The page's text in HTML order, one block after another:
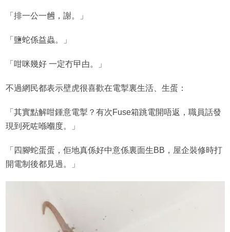
「排一公一乸，謝。」
「鹽蛇係益蟲。」
「咁咪幾好 一定冇曱甴。」
不過網民都表示壁虎很喜歡在電掣裏生活、生蛋：
「其實點解咁鍾意電掣？有次Fuse箱跳電開唔返，職員話發
現到死咗喺嗰度。」
「四腳蛇蛋蛋，佢地真係好中意係裏面生BB，屋企裝修時打
開電制後都見過。」